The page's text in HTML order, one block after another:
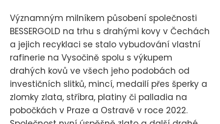
Významným milníkem působení společnosti
BESSERGOLD na trhu s drahými kovy v Čechách
a jejich recyklaci se stalo vybudování vlastní
rafinerie na Vysočině spolu s výkupem
drahých kovů ve všech jeho podobách od
investičních slitků, mincí, medailí přes šperky a
zlomky zlata, stříbra, platiny či palladia na
pobočkách v Praze a Ostravě v roce 2022.